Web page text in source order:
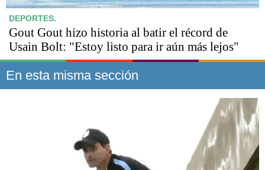
DEPORTES.
Gout Gout hizo historia al batir el récord de
Usain Bolt: "Estoy listo para ir aún más lejos"
En esta misma sección